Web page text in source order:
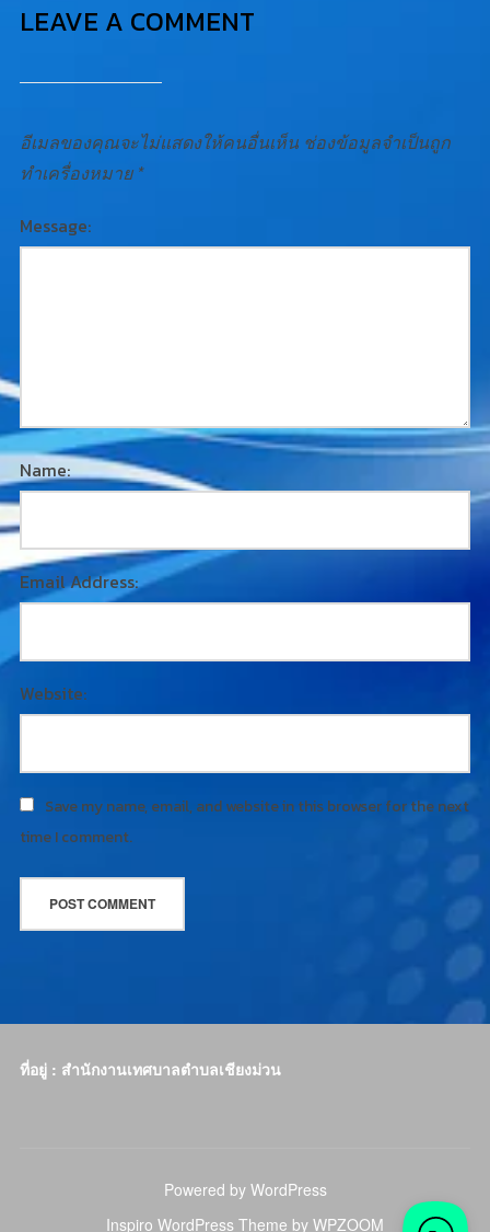
LEAVE A COMMENT
อีเมลของคุณจะไม่แสดงให้คนอื่นเห็น ช่องข้อมูลจำเป็นถูก
ทำเครื่องหมาย *
Message:
Name:
Email Address:
Website:
Save my name, email, and website in this browser for the next
time I comment.
ที่อยู่ : สำนักงานเทศบาลตำบลเชียงม่วน
Powered by WordPress
Inspiro WordPress Theme by WPZOOM